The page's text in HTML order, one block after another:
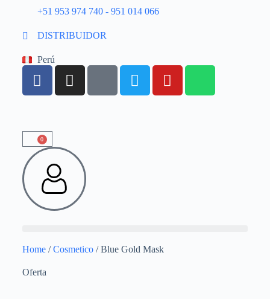
+51 953 974 740 - 951 014 066
DISTRIBUIDOR
Perú
0
Home/Cosmetico/ Blue Gold Mask
Oferta